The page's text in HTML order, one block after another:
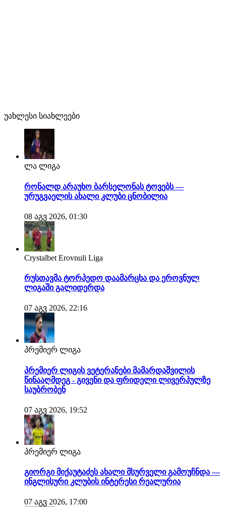
უახლესი სიახლეები
ლა ლიგა
რონალდ არაუხო ბარსელონას ტოვებს —
ურუგვაელის ახალი კლუბი ცნობილია
08 აგვ 2026, 01:30
Crystalbet Erovnuli Liga
რუსთავმა ტორპედო დაამარცხა და ეროვნულ
ლიგაში გალიდერდა
07 აგვ 2026, 22:16
პრემიერ ლიგა
პრემიერ ლიგის ვეტერანები მამარდაშვილის
წინააღმდეგ - გივენი და ფრიდელი ლივერპულზე
საუბრობენ
07 აგვ 2026, 19:52
პრემიერ ლიგა
გიორგი მიქაუტაძეს ახალი მსურველი გამოუჩნდა —
ინგლისური კლუბის ინტერესი რეალურია
07 აგვ 2026, 17:00